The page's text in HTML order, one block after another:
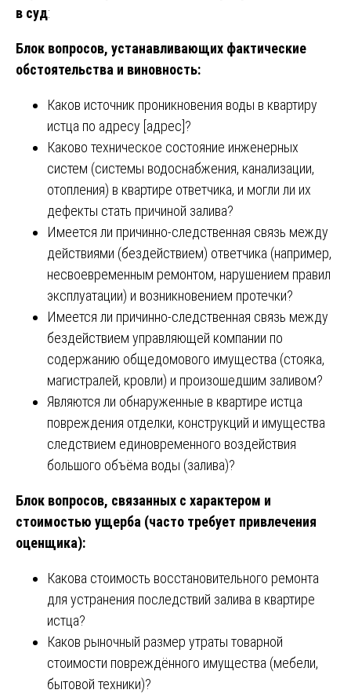
в суд:
Блок вопросов, устанавливающих фактические
обстоятельства и виновность:
Каков источник проникновения воды в квартиру
истца по адресу [адрес]?
Каково техническое состояние инженерных
систем (системы водоснабжения, канализации,
отопления) в квартире ответчика, и могли ли их
дефекты стать причиной залива?
Имеется ли причинно-следственная связь между
действиями (бездействием) ответчика (например,
несвоевременным ремонтом, нарушением правил
эксплуатации) и возникновением протечки?
Имеется ли причинно-следственная связь между
бездействием управляющей компании по
содержанию общедомового имущества (стояка,
магистралей, кровли) и произошедшим заливом?
Являются ли обнаруженные в квартире истца
повреждения отделки, конструкций и имущества
следствием единовременного воздействия
большого объёма воды (залива)?
Блок вопросов, связанных с характером и
стоимостью ущерба (часто требует привлечения
оценщика):
Какова стоимость восстановительного ремонта
для устранения последствий залива в квартире
истца?
Каков рыночный размер утраты товарной
стоимости повреждённого имущества (мебели,
бытовой техники)?